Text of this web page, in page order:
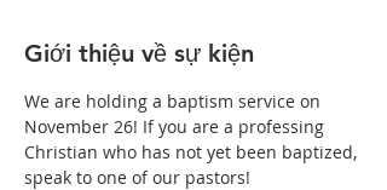
Giới thiệu về sự kiện
We are holding a baptism service on
November 26! If you are a professing
Christian who has not yet been baptized,
speak to one of our pastors!